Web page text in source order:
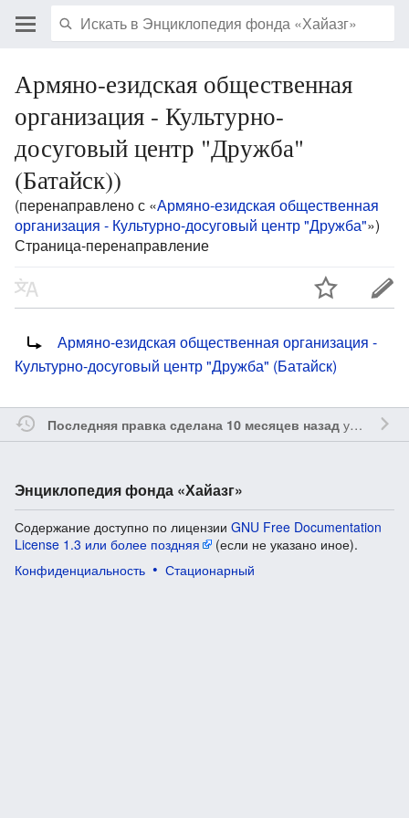
Армяно-езидская общественная
организация - Культурно-
досуговый центр "Дружба"
(Батайск))
(перенаправлено с «Армяно-езидская общественная
организация - Культурно-досуговый центр "Дружба"»)
Страница-перенаправление
Армяно-езидская общественная организация -
Культурно-досуговый центр "Дружба" (Батайск)
Последняя правка сделана 10 месяцев назадучастником
Энциклопедия фонда «Хайазг»
Содержание доступно по лицензии GNU Free Documentation
License 1.3 или более поздняя
(если не указано иное).
Конфиденциальность
Стационарный